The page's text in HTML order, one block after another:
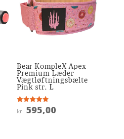
Bear KompleX Apex
Premium Læder
Vægtløftningsbælte
Pink str. L
Vurderet
5
kr. 595,00